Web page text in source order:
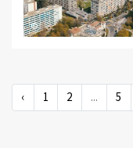
©
‹ 1 2 ... 5